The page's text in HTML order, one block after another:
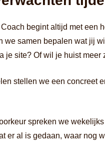
begint altijd met een
we samen bepalen wat jij
je site? Of wil je huist
stellen we een concreet
spreken we
er al is gedaan, waar nog